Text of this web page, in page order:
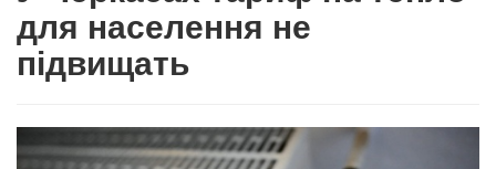
для населення не
підвищать